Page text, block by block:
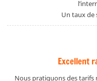
Un taux de
Excellent
Nous pratiquons des tarifs